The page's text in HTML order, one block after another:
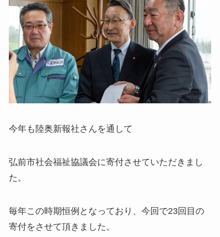
今年も陸奥新報社さんを通して
弘前市社会福祉協議会に寄付させていただきまし
た。
毎年この時期恒例となっており、今回で23回目の
寄付をさせて頂きました。